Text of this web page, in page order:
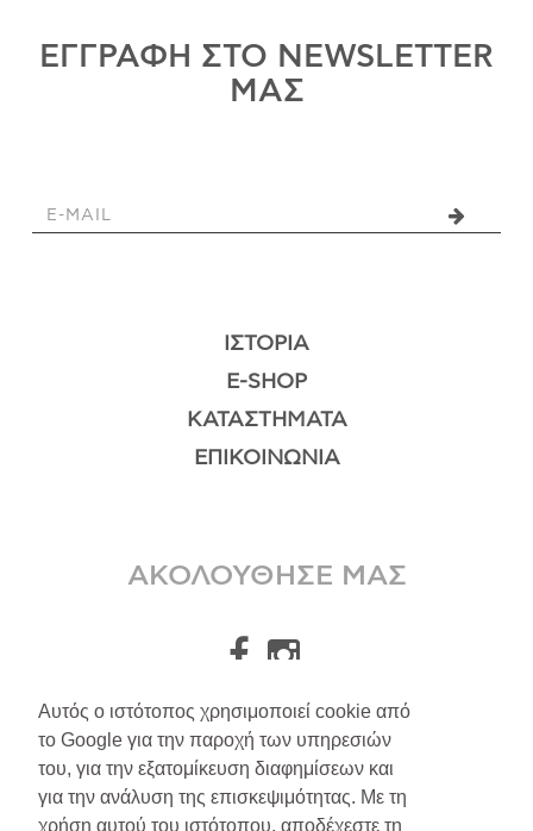
Αυτός ο ιστότοπος χρησιμοποιεί cookie από
το Google για την παροχή των υπηρεσιών
του, για την εξατομίκευση διαφημίσεων και
για την ανάλυση της επισκεψιμότητας. Με τη
χρήση αυτού του ιστότοπου, αποδέχεστε τη
ΕΓΓΡΑΦΗ ΣΤΟ NEWSLETTER
ΜΑΣ
ΙΣΤΟΡΊΑ
E-SHOP
ΚΑΤΑΣΤΉΜΑΤΑ
ΕΠΙΚΟΙΝΩΝΊΑ
ΑΚΟΛΟΥΘΗΣΕ ΜΑΣ
A.Leondarakis 2026
Αποστολές/Επιστροφές